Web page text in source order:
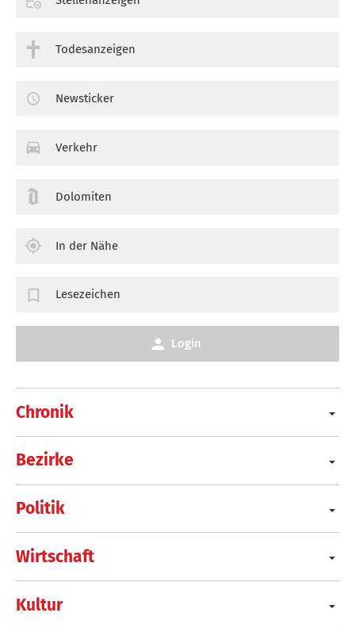
Chronik
Bezirke
Politik
Wirtschaft
Kultur
Todesanzeigen
Newsticker
Verkehr
Dolomiten
In der Nähe
Lesezeichen
Login